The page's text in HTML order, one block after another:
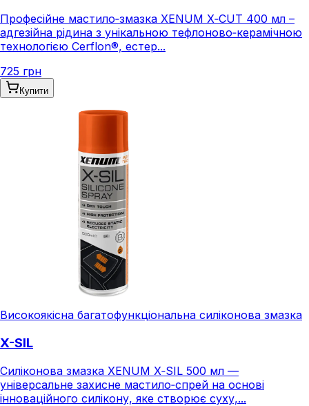
Професійне мастило‑змазка XENUM X‑CUT 400 мл –
адгезійна рідина з унікальною тефлоново‑керамічною
технологією Cerflon®, естер...
725 грн
Купити
Високоякісна багатофункціональна силіконова змазка
X-SIL
Силіконова змазка XENUM X‑SIL 500 мл —
універсальне захисне мастило‑спрей на основі
інноваційного силікону, яке створює суху,...